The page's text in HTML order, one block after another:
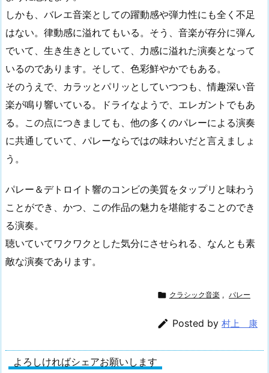
しかも、バレエ音楽としての躍動感や弾力性にも全く不足
はない。律動感に溢れてもいる。そう、音楽が存分に弾ん
でいて、生き生きとしていて、力感に溢れた演奏となって
いるのであります。そして、色彩鮮やかでもある。
そのうえで、カラッとパリッとしていつつも、情趣深い音
楽が鳴り響いている。ドライなようで、エレガントでもあ
る。この点につきましても、他の多くのパレーによる演奏
に共通していて、パレーならではの味わいだと言えましょ
う。
パレー＆デトロイト響のコンビの美質をタップリと味わう
ことができ、かつ、この作品の魅力を堪能することのでき
る演奏。
聴いていてワクワクとした気分にさせられる、なんとも素
敵な演奏であります。
 クラシック音楽 , パレー
 Posted by 村上 康
よろしければシェアお願いします